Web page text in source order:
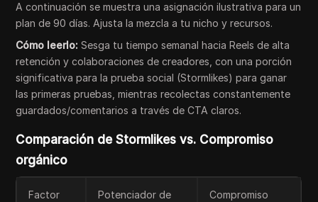
A continuación se muestra una asignación ilustrativa para un
plan de 90 días. Ajusta la mezcla a tu nicho y recursos.
Cómo leerlo: Sesga tu tiempo semanal hacia Reels de alta
retención y colaboraciones de creadores, con una porción
significativa para la prueba social (Stormlikes) para ganar
las primeras pruebas, mientras recolectas constantemente
guardados/comentarios a través de CTA claros.
Comparación de Stormlikes vs. Compromiso
orgánico
Factor
Potenciador de
Compromiso